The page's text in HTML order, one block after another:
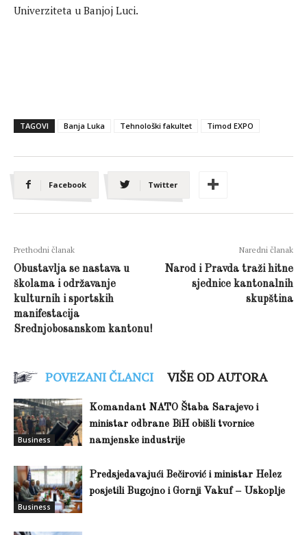
Univerziteta u Banjoj Luci.
TAGOVI Banja Luka Tehnološki fakultet Timod EXPO
Facebook Twitter
Prethodni članak
Obustavlja se nastava u
školama i održavanje
kulturnih i sportskih
manifestacija
Srednjobosanskom kantonu!
Naredni članak
Narod i Pravda traži hitne
sjednice kantonalnih
skupština
POVEZANI ČLANCI VIŠE OD AUTORA
Business
Komandant NATO Štaba Sarajevo i
ministar odbrane BiH obišli tvornice
namjenske industrije
Business
Predsjedavajući Bečirović i ministar Helez
posjetili Bugojno i Gornji Vakuf – Uskoplje